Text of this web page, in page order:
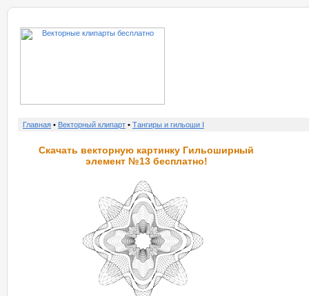
Главная • Векторный клипарт • Тангиры и гильоши I
Скачать векторную картинку Гильоширный
элемент №13 бесплатно!